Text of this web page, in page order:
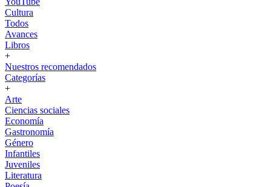
Cultura
Todos
Avances
Libros
+
Nuestros recomendados
Categorías
+
Arte
Ciencias sociales
Economía
Gastronomía
Género
Infantiles
Juveniles
Literatura